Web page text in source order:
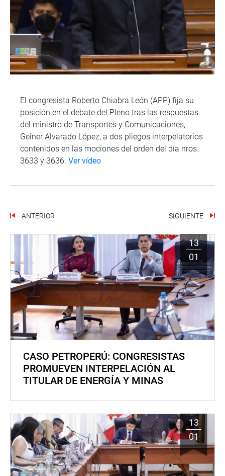
El congresista Roberto Chiabra León (APP) fija su
posición en el debate del Pleno tras las respuestas
del ministro de Transportes y Comunicaciones,
Geiner Alvarado López, a dos pliegos interpelatorios
contenidos en las mociones del orden del día nros.
3633 y 3636. Ver vídeo
ANTERIOR SIGUIENTE
13
01
CASO PETROPERÚ: CONGRESISTAS
PROMUEVEN INTERPELACIÓN AL
TITULAR DE ENERGÍA Y MINAS
13
01